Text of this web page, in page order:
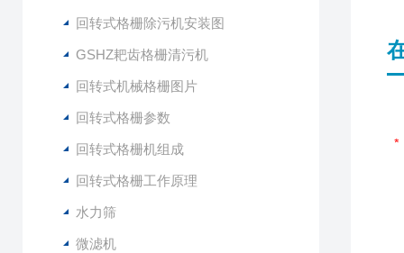
回转式格栅除污机安装图
GSHZ耙齿格栅清污机
回转式机械格栅图片
回转式格栅参数
回转式格栅机组成
回转式格栅工作原理
水力筛
微滤机